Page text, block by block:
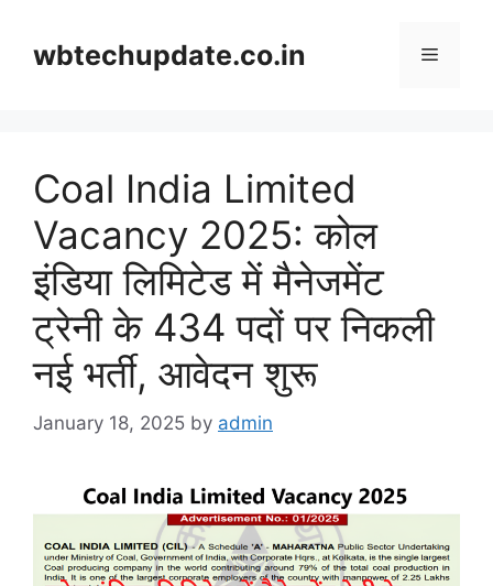
contentwbtechupdate.co.in Menu
Coal India Limited
Vacancy 2025: कोल
इंडिया लिमिटेड में मैनेजमेंट
ट्रेनी के 434 पदों पर निकली
नई भर्ती, आवेदन शुरू
January 18, 2025 by admin